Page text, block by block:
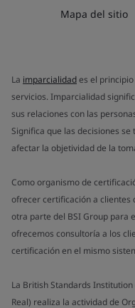
Mapa del sitio
La imparcialidades el
servicios. Imparcialidad
sus relaciones con las
Significa que las decisiones
afectar la objetividad de la
Como organismo de
ofrecer certificación a clientes
otra parte del BSI Group para
ofrecemos consultoría a los
certificación en el mismo
La British Standards
Real) realiza la actividad de